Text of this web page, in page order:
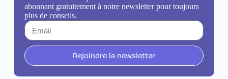
abonnant gratuitement à notre newsletter pour toujours
plus de conseils.
Rejoindre la newsletter